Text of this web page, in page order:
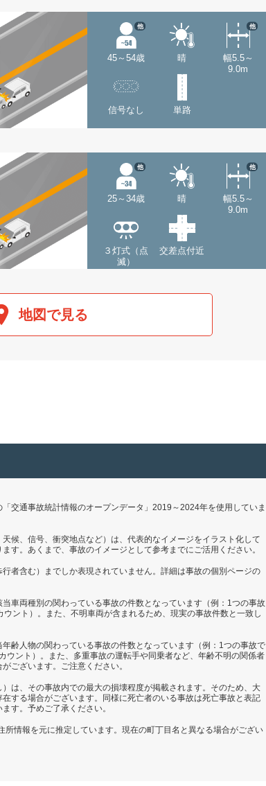
45～54歳
他
晴
幅5.5～
9.0m
他
信号なし 単路
25～34歳
他
晴
幅5.5～
9.0m
他
３灯式（点
滅）
交差点付近
地図で見る
交通事故統計情報のオープンデータ」2019～2024年を使用していま
候、信号、衝突地点など）は、代表的なイメージをイラスト化して
す。あくまで、事故のイメージとして参考までにご活用ください。
者含む）までしか表現されていません。詳細は事故の個別ページの
車両種別の関わっている事故の件数となっています（例：1つの事故
ント）。また、不明車両が含まれるため、現実の事故件数と一致し
齢人物の関わっている事故の件数となっています（例：1つの事故で
ウント）。また、多重事故の運転手や同乗者など、年齢不明の関係者
ございます。ご注意ください。
は、その事故内での最大の損壊程度が掲載されます。そのため、大
する場合がございます。同様に死亡者のいる事故は死亡事故と表記
す。予めご了承ください。
所情報を元に推定しています。現在の町丁目名と異なる場合がござい